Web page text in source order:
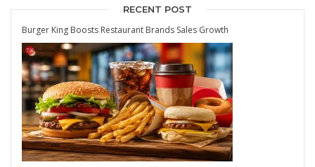
RECENT POST
Burger King Boosts Restaurant Brands Sales Growth